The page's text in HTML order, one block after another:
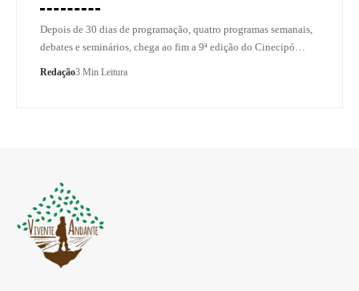
Depois de 30 dias de programação, quatro programas semanais,
debates e seminários, chega ao fim a 9ª edição do Cinecipó…
Redação3 Min Leitura